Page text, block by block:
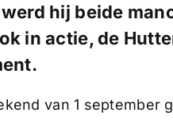
hij beide
in actie, de
van 1 september